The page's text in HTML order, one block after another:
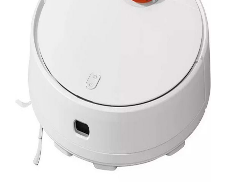
Партнерам
Інтернет-магазин
Запчастини для смартфонів
м. Київ, вул. Хрещатик 44-A
Позняки
м. Київ, вул. Анни Ахматової, 30
Оболонь
м. Київ, ТЦ LAKE PLAZA, вул. Героїв
полку “Азов”, 12
м. Київ, вул. Казимира Малевича,
Дарниця